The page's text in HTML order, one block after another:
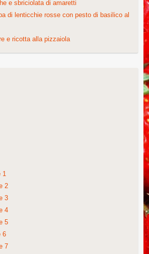
e sbriciolata di amaretti
di lenticchie rosse con pesto di basilico al
e ricotta alla pizzaiola
1
2
3
4
5
6
7